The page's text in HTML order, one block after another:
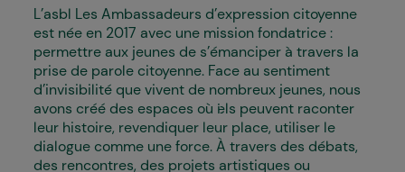
L’asbl Les Ambassadeurs d’expression citoyenne
est née en 2017 avec une mission fondatrice :
permettre aux jeunes de s’émanciper à travers la
prise de parole citoyenne. Face au sentiment
d’invisibilité que vivent de nombreux jeunes, nous
avons créé des espaces où i·els peuvent raconter
leur histoire, revendiquer leur place, utiliser le
dialogue comme une force. À travers des débats,
des rencontres, des projets artistiques ou